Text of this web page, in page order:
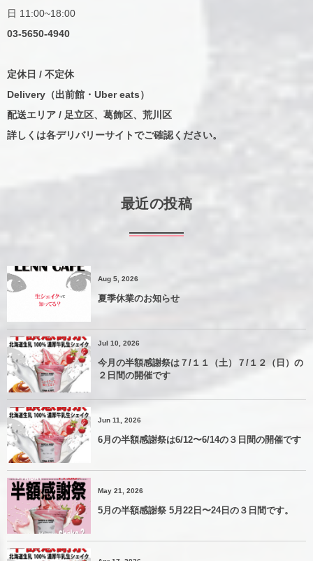
日 11:00~18:00
03-5650-4940
定休日 / 不定休
Delivery（出前館・Uber eats）
配送エリア / 足立区、葛飾区、荒川区
詳しくは各デリバリーサイトでご確認ください。
最近の投稿
Aug 5, 2026
夏季休業のお知らせ
Jul 10, 2026
今月の半額感謝祭は７/１１（土）７/１２（日）の
２日間の開催です
Jun 11, 2026
6月の半額感謝祭は6/12〜6/14の３日間の開催です
May 21, 2026
5月の半額感謝祭 5月22日〜24日の３日間です。